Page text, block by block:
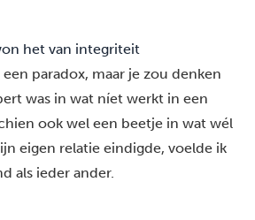
het van integriteit
paradox, maar je zou denken
was in wat níet werkt in een
ook wel een beetje in wat wél
eigen relatie eindigde, voelde ik
als ieder ander.